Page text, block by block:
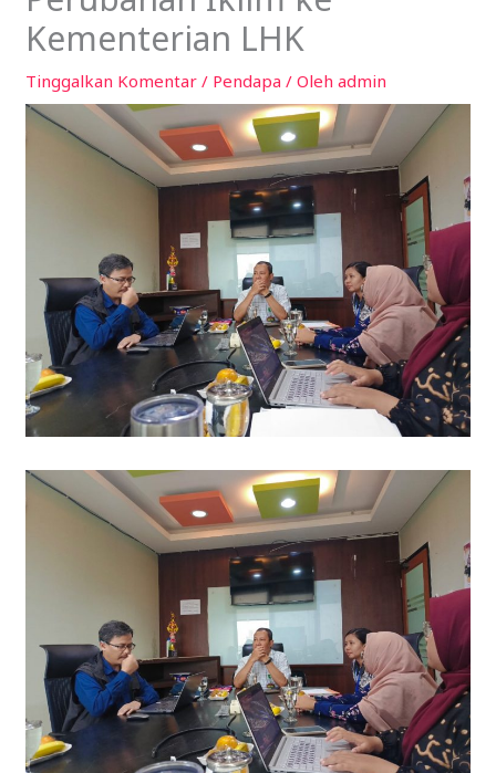
Kementerian LHK
Tinggalkan Komentar / Pendapa / Olehadmin